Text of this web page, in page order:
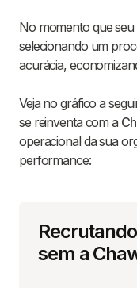
No momento que
selecionando um
acurácia,
Veja no gráfico a
se reinventa com a
operacional da sua
performance:
Recrutando
sem a